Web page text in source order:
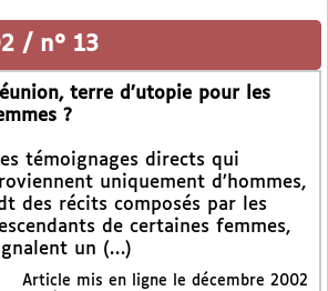
/ n° 13
terre d’utopie pour les
?
témoignages directs qui
uniquement d’hommes,
des récits composés par les
de certaines femmes,
un (…)
Article mis en ligne le décembre 2002